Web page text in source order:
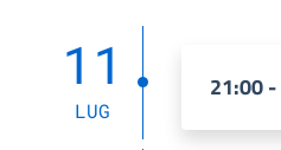
11
LUG
21:00